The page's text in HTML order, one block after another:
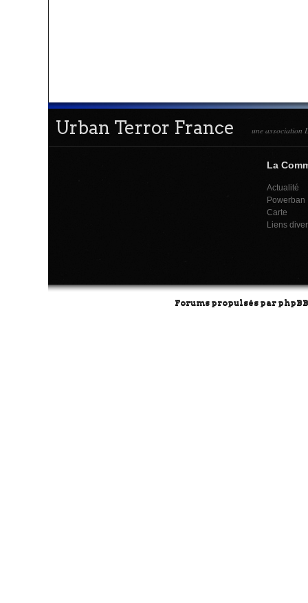
Urban Terror France une association
La
Actualité
Powerban
Carte
Liens
Forums propulsés par phpBB